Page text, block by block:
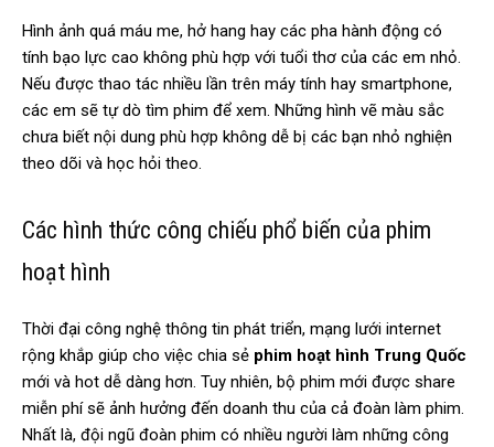
Hình ảnh quá máu me, hở hang hay các pha hành động có
tính bạo lực cao không phù hợp với tuổi thơ của các em nhỏ.
Nếu được thao tác nhiều lần trên máy tính hay smartphone,
các em sẽ tự dò tìm phim để xem. Những hình vẽ màu sắc
chưa biết nội dung phù hợp không dễ bị các bạn nhỏ nghiện
theo dõi và học hỏi theo.
Các hình thức công chiếu phổ biến của phim
hoạt hình
Thời đại công nghệ thông tin phát triển, mạng lưới internet
rộng khắp giúp cho việc chia sẻ phim hoạt hình Trung Quốc
mới và hot dễ dàng hơn. Tuy nhiên, bộ phim mới được share
miễn phí sẽ ảnh hưởng đến doanh thu của cả đoàn làm phim.
Nhất là, đội ngũ đoàn phim có nhiều người làm những công